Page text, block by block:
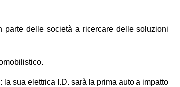
parte delle società a ricercare delle soluzioni
sua elettrica I.D. sarà la prima auto a impatto